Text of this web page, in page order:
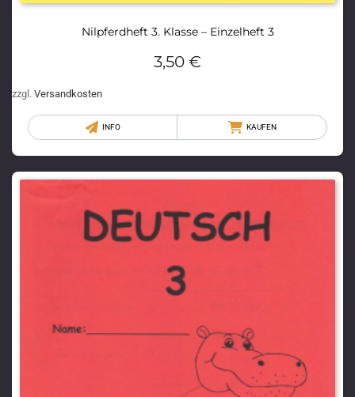
Nilpferdheft 3. Klasse – Einzelheft 3
3,50 €
zzgl. Versandkosten
INFO KAUFEN